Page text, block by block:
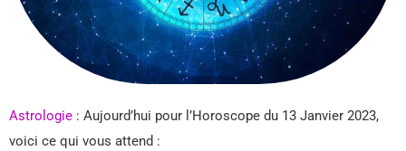
Astrologie : Aujourd’hui pour l’Horoscope du 13 Janvier 2023,
voici ce qui vous attend :